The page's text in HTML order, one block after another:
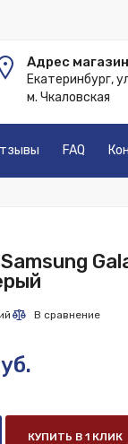
Адрес
Екатеринбург,
м. Чкаловская
FAQ
КУПИТЬ В 1 КЛИК